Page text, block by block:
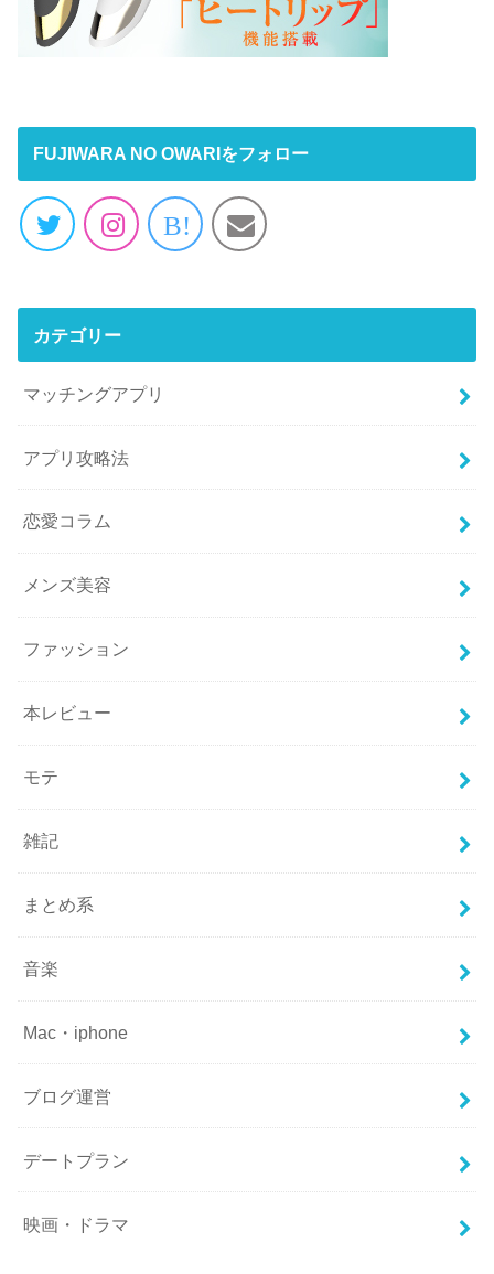
FUJIWARA NO OWARIをフォロー
B!
カテゴリー
マッチングアプリ
アプリ攻略法
恋愛コラム
メンズ美容
ファッション
本レビュー
モテ
雑記
まとめ系
音楽
Mac・iphone
ブログ運営
デートプラン
映画・ドラマ